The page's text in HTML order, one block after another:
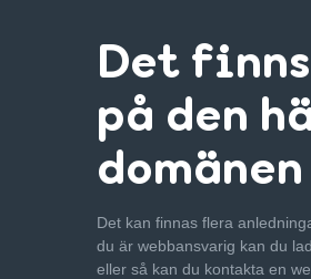
Det
på den
Det kan finnas flera
du är webbansvarig kan du
eller så kan du kontakta en